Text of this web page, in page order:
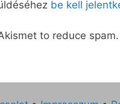
be kell
to reduce spam.